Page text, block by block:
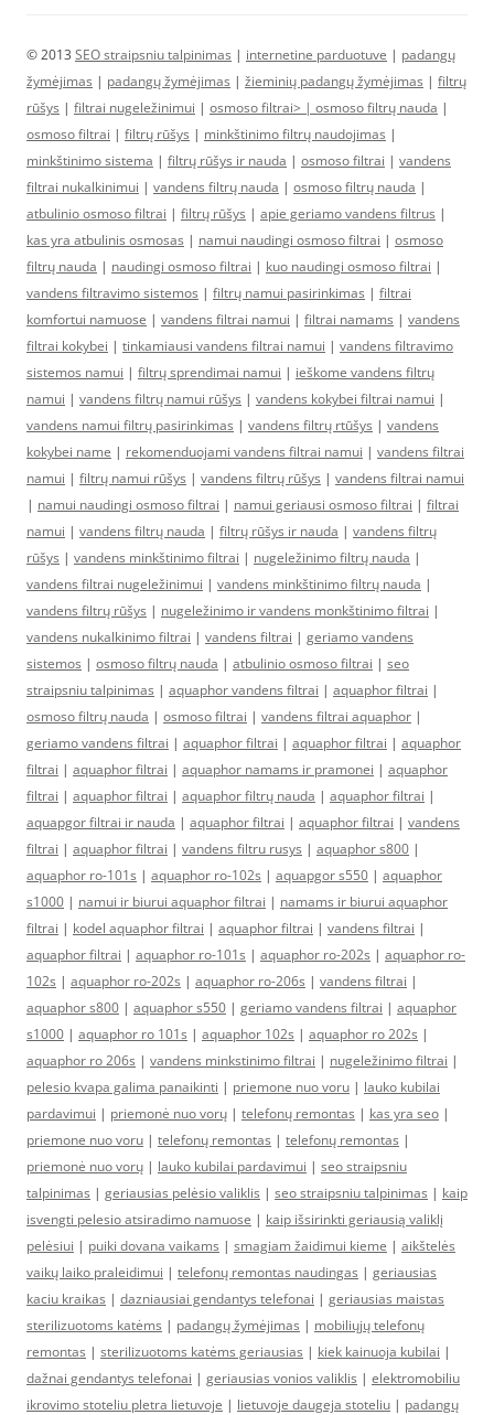
© 2013 SEO straipsniu talpinimas | internetine parduotuve | padangų
žymėjimas | padangų žymėjimas | žieminių padangų žymėjimas | filtrų
rūšys | filtrai nugeležinimui | osmoso filtrai> | osmoso filtrų nauda |
osmoso filtrai | filtrų rūšys | minkštinimo filtrų naudojimas |
minkštinimo sistema | filtrų rūšys ir nauda | osmoso filtrai | vandens
filtrai nukalkinimui | vandens filtrų nauda | osmoso filtrų nauda |
atbulinio osmoso filtrai | filtrų rūšys | apie geriamo vandens filtrus |
kas yra atbulinis osmosas | namui naudingi osmoso filtrai | osmoso
filtrų nauda | naudingi osmoso filtrai | kuo naudingi osmoso filtrai |
vandens filtravimo sistemos | filtrų namui pasirinkimas | filtrai
komfortui namuose | vandens filtrai namui | filtrai namams | vandens
filtrai kokybei | tinkamiausi vandens filtrai namui | vandens filtravimo
sistemos namui | filtrų sprendimai namui | ieškome vandens filtrų
namui | vandens filtrų namui rūšys | vandens kokybei filtrai namui |
vandens namui filtrų pasirinkimas | vandens filtrų rtūšys | vandens
kokybei name | rekomenduojami vandens filtrai namui | vandens filtrai
namui | filtrų namui rūšys | vandens filtrų rūšys | vandens filtrai namui
| namui naudingi osmoso filtrai | namui geriausi osmoso filtrai | filtrai
namui | vandens filtrų nauda | filtrų rūšys ir nauda | vandens filtrų
rūšys | vandens minkštinimo filtrai | nugeležinimo filtrų nauda |
vandens filtrai nugeležinimui | vandens minkštinimo filtrų nauda |
vandens filtrų rūšys | nugeležinimo ir vandens monkštinimo filtrai |
vandens nukalkinimo filtrai | vandens filtrai | geriamo vandens
sistemos | osmoso filtrų nauda | atbulinio osmoso filtrai | seo
straipsniu talpinimas | aquaphor vandens filtrai | aquaphor filtrai |
osmoso filtrų nauda | osmoso filtrai | vandens filtrai aquaphor |
geriamo vandens filtrai | aquaphor filtrai | aquaphor filtrai | aquaphor
filtrai | aquaphor filtrai | aquaphor namams ir pramonei | aquaphor
filtrai | aquaphor filtrai | aquaphor filtrų nauda | aquaphor filtrai |
aquapgor filtrai ir nauda | aquaphor filtrai | aquaphor filtrai | vandens
filtrai | aquaphor filtrai | vandens filtru rusys | aquaphor s800 |
aquaphor ro-101s | aquaphor ro-102s | aquapgor s550 | aquaphor
s1000 | namui ir biurui aquaphor filtrai | namams ir biurui aquaphor
filtrai | kodel aquaphor filtrai | aquaphor filtrai | vandens filtrai |
aquaphor filtrai | aquaphor ro-101s | aquaphor ro-202s | aquaphor ro-
102s | aquaphor ro-202s | aquaphor ro-206s | vandens filtrai |
aquaphor s800 | aquaphor s550 | geriamo vandens filtrai | aquaphor
s1000 | aquaphor ro 101s | aquaphor 102s | aquaphor ro 202s |
aquaphor ro 206s | vandens minkstinimo filtrai | nugeležinimo filtrai |
pelesio kvapa galima panaikinti | priemone nuo voru | lauko kubilai
pardavimui | priemonė nuo vorų | telefonų remontas | kas yra seo |
priemone nuo voru | telefonų remontas | telefonų remontas |
priemonė nuo vorų | lauko kubilai pardavimui | seo straipsniu
talpinimas | geriausias pelėsio valiklis | seo straipsniu talpinimas | kaip
isvengti pelesio atsiradimo namuose | kaip išsirinkti geriausią valiklį
pelėsiui | puiki dovana vaikams | smagiam žaidimui kieme | aikštelės
vaikų laiko praleidimui | telefonų remontas naudingas | geriausias
kaciu kraikas | dazniausiai gendantys telefonai | geriausias maistas
sterilizuotoms katėms | padangų žymėjimas | mobiliųjų telefonų
remontas | sterilizuotoms katėms geriausias | kiek kainuoja kubilai |
dažnai gendantys telefonai | geriausias vonios valiklis | elektromobiliu
ikrovimo stoteliu pletra lietuvoje | lietuvoje daugeja stoteliu | padangų